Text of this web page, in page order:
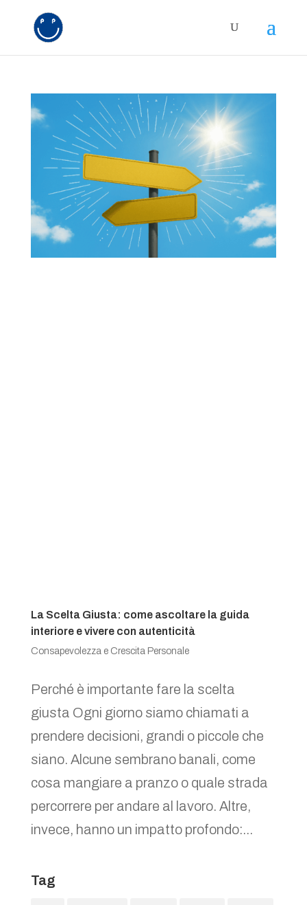
La Scelta Giusta: come ascoltare la guida
interiore e vivere con autenticità
Consapevolezza e Crescita Personale
Perché è importante fare la scelta
giusta Ogni giorno siamo chiamati a
prendere decisioni, grandi o piccole che
siano. Alcune sembrano banali, come
cosa mangiare a pranzo o quale strada
percorrere per andare al lavoro. Altre,
invece, hanno un impatto profondo:...
Tag